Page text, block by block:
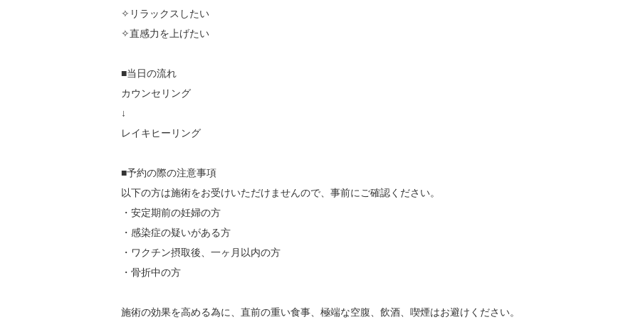
✧リラックスしたい
✧直感力を上げたい
■当日の流れ
カウンセリング
↓
レイキヒーリング
■予約の際の注意事項
以下の方は施術をお受けいただけませんので、事前にご確認ください。
・安定期前の妊婦の方
・感染症の疑いがある方
・ワクチン摂取後、一ヶ月以内の方
・骨折中の方
施術の効果を高める為に、直前の重い食事、極端な空腹、飲酒、喫煙はお避けください。